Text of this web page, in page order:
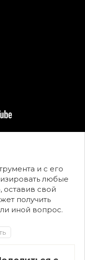
и с его
любые
оставив свой
получить
иной вопрос.